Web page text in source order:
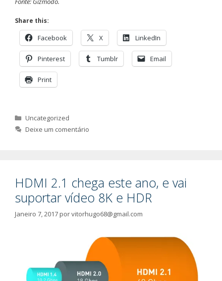
Share this:
Facebook X LinkedIn
Pinterest Tumblr Email
Print
Categorias
Uncategorized
Deixe um comentário
HDMI 2.1 chega este ano, e vai
suportar vídeo 8K e HDR
Janeiro 7, 2017porvitorhugo68@gmail.com